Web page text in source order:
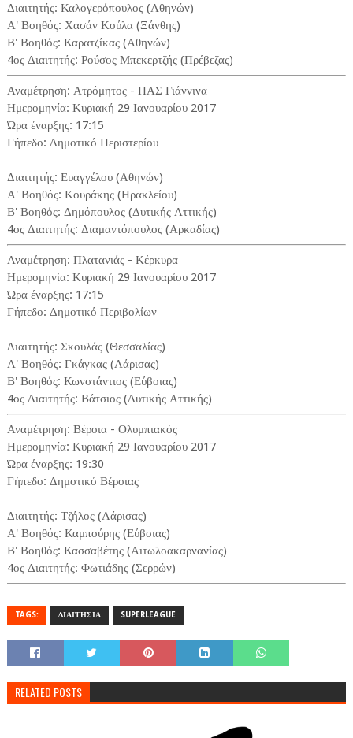
Διαιτητής: Καλογερόπουλος (Αθηνών)
Α' Βοηθός: Χασάν Κούλα (Ξάνθης)
Β' Βοηθός: Καρατζίκας (Αθηνών)
4ος Διαιτητής: Ρούσος Μπεκερτζής (Πρέβεζας)
Αναμέτρηση: Ατρόμητος - ΠΑΣ Γιάννινα
Ημερομηνία: Κυριακή 29 Ιανουαρίου 2017
Ώρα έναρξης: 17:15
Γήπεδο: Δημοτικό Περιστερίου
Διαιτητής: Ευαγγέλου (Αθηνών)
Α' Βοηθός: Κουράκης (Ηρακλείου)
Β' Βοηθός: Δημόπουλος (Δυτικής Αττικής)
4ος Διαιτητής: Διαμαντόπουλος (Αρκαδίας)
Αναμέτρηση: Πλατανιάς - Κέρκυρα
Ημερομηνία: Κυριακή 29 Ιανουαρίου 2017
Ώρα έναρξης: 17:15
Γήπεδο: Δημοτικό Περιβολίων
Διαιτητής: Σκουλάς (Θεσσαλίας)
Α' Βοηθός: Γκάγκας (Λάρισας)
Β' Βοηθός: Κωνστάντιος (Εύβοιας)
4ος Διαιτητής: Βάτσιος (Δυτικής Αττικής)
Αναμέτρηση: Βέροια - Ολυμπιακός
Ημερομηνία: Κυριακή 29 Ιανουαρίου 2017
Ώρα έναρξης: 19:30
Γήπεδο: Δημοτικό Βέροιας
Διαιτητής: Τζήλος (Λάρισας)
Α' Βοηθός: Καμπούρης (Εύβοιας)
Β' Βοηθός: Κασσαβέτης (Αιτωλοακαρνανίας)
4ος Διαιτητής: Φωτιάδης (Σερρών)
TAGS: ΔΙΑΙΤΗΣΙΑ SUPERLEAGUE
RELATED POSTS